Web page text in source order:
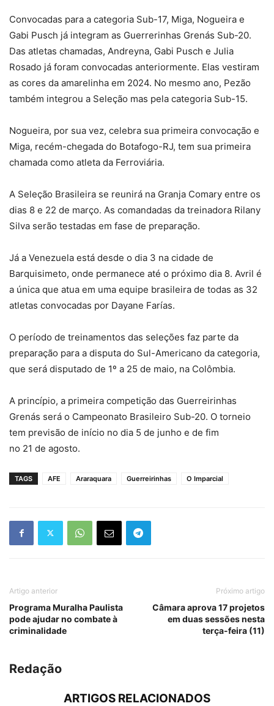
Convocadas para a categoria Sub-17, Miga, Nogueira e
Gabi Pusch já integram as Guerrerinhas Grenás Sub-20.
Das atletas chamadas, Andreyna, Gabi Pusch e Julia
Rosado já foram convocadas anteriormente. Elas vestiram
as cores da amarelinha em 2024. No mesmo ano, Pezão
também integrou a Seleção mas pela categoria Sub-15.
Nogueira, por sua vez, celebra sua primeira convocação e
Miga, recém-chegada do Botafogo-RJ, tem sua primeira
chamada como atleta da Ferroviária.
A Seleção Brasileira se reunirá na Granja Comary entre os
dias 8 e 22 de março. As comandadas da treinadora Rilany
Silva serão testadas em fase de preparação.
Já a Venezuela está desde o dia 3 na cidade de
Barquisimeto, onde permanece até o próximo dia 8. Avril é
a única que atua em uma equipe brasileira de todas as 32
atletas convocadas por Dayane Farías.
O período de treinamentos das seleções faz parte da
preparação para a disputa do Sul-Americano da categoria,
que será disputado de 1º a 25 de maio, na Colômbia.
A princípio, a primeira competição das Guerreirinhas
Grenás será o Campeonato Brasileiro Sub-20. O torneio
tem previsão de início no dia 5 de junho e de fim
no 21 de agosto.
TAGS AFE Araraquara Guerreirinhas O Imparcial
Artigo anterior
Programa Muralha Paulista
pode ajudar no combate à
criminalidade
Próximo artigo
Câmara aprova 17 projetos
em duas sessões nesta
terça-feira (11)
Redação
ARTIGOS RELACIONADOS